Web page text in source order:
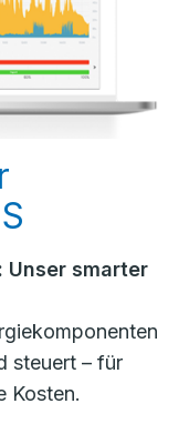
Unser smarter
steuert – für
Kosten.